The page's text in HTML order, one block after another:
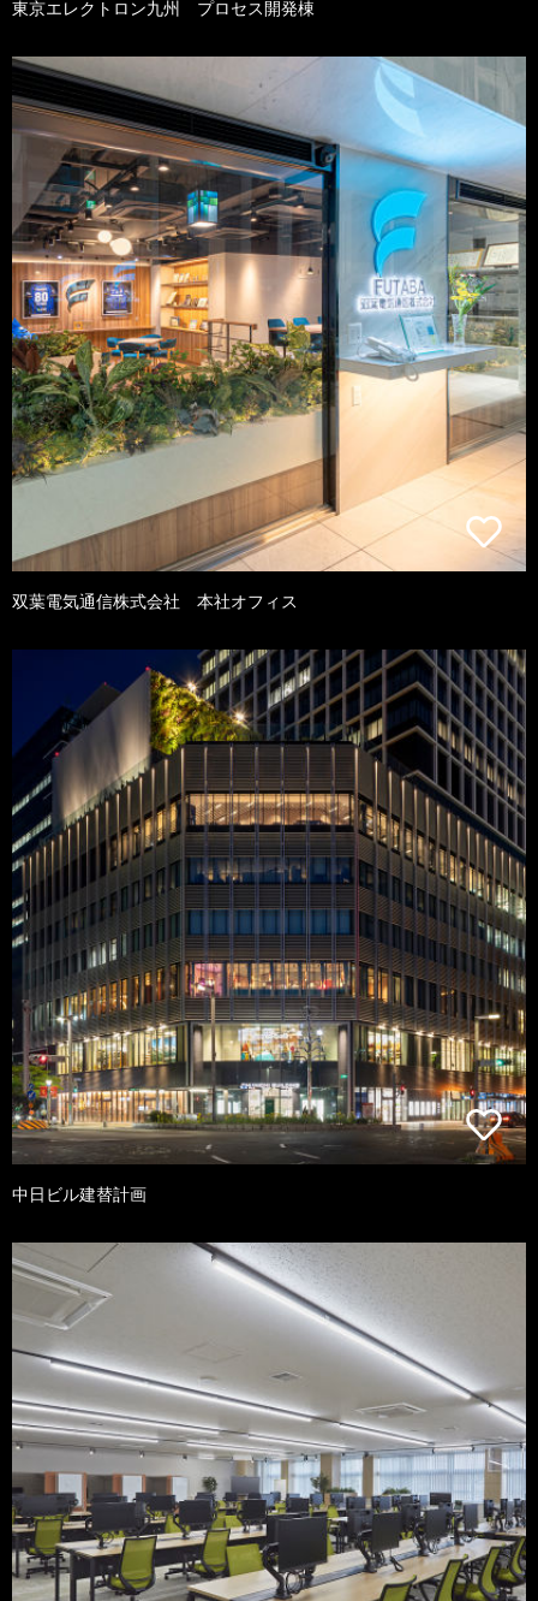
東京エレクトロン九州 プロセス開発棟
双葉電気通信株式会社 本社オフィス
中日ビル建替計画